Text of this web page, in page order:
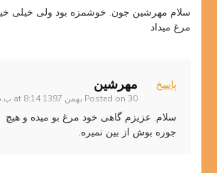
سلام مهرشین جون. خوشمزه بود ولی خیلی
مرغ میداد
مهرشین
Posted on 30 بهمن 1397 at 8:14 ب.ظ
پاسخ
سلام. عزیزم گاهی خود مرغ بو میده و هیچ
جوره بوش از بین نمیره.